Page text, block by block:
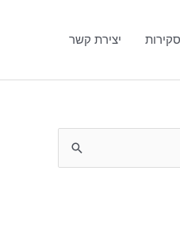
סקירות יצירת קשר